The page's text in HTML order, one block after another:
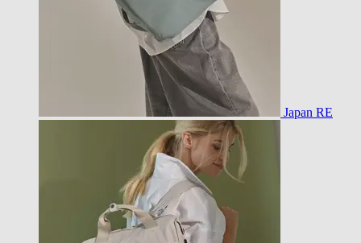
Japan RE